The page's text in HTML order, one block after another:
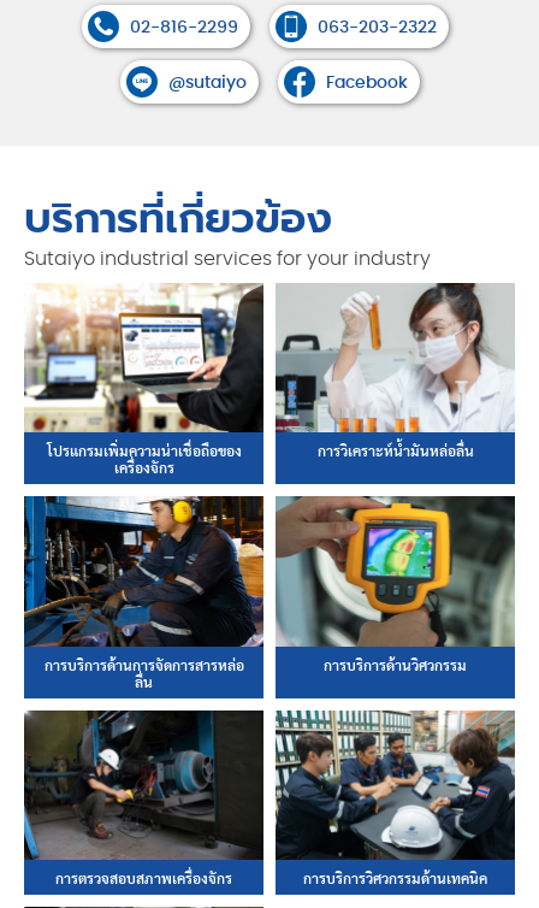
02-816-2299 063-203-2322
@sutaiyo Facebook
บริการที่เกี่ยวข้อง
Sutaiyo industrial services for your industry
โปรแกรมเพิ่มความน่าเชื่อถือของ
เครื่องจักร
การวิเคราะห์น้ำมันหล่อลื่น
การบริการด้านการจัดการสารหล่อ
ลื่น
การบริการด้านวิศวกรรม
การตรวจสอบสภาพเครื่องจักร การบริการวิศวกรรมด้านเทคนิค